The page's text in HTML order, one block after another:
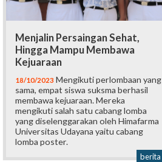
Menjalin Persaingan Sehat,
Hingga Mampu Membawa
Kejuaraan
18/10/2023 Mengikuti perlombaan yang
sama, empat siswa suksma berhasil
membawa kejuaraan. Mereka
mengikuti salah satu cabang lomba
yang diselenggarakan oleh Himafarma
Universitas Udayana yaitu cabang
lomba poster.
berita